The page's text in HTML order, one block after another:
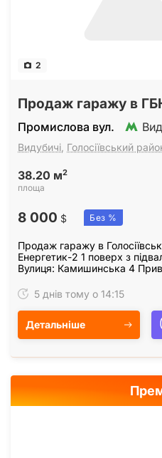
2
Продаж гаражу в
Промислова вул.
Видубичі Голосіївський
38.20 м2
площа
8 000 $ Без %
Продаж гаражу в
Енергетик-2 1 поверх з
Вулиця: Камишинська 4
5 днів тому о 14:15
Детальніше